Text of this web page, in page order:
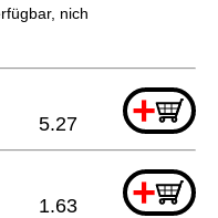
nicht bestellbar
+
5.27
+
1.63